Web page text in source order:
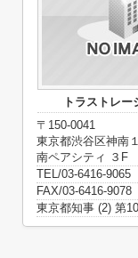
トラストレー
〒150-0041
東京都渋谷区神南
南ペアシティ ３F
TEL/03-6416-9065
FAX/03-6416-9078
東京都知事 (2) 第